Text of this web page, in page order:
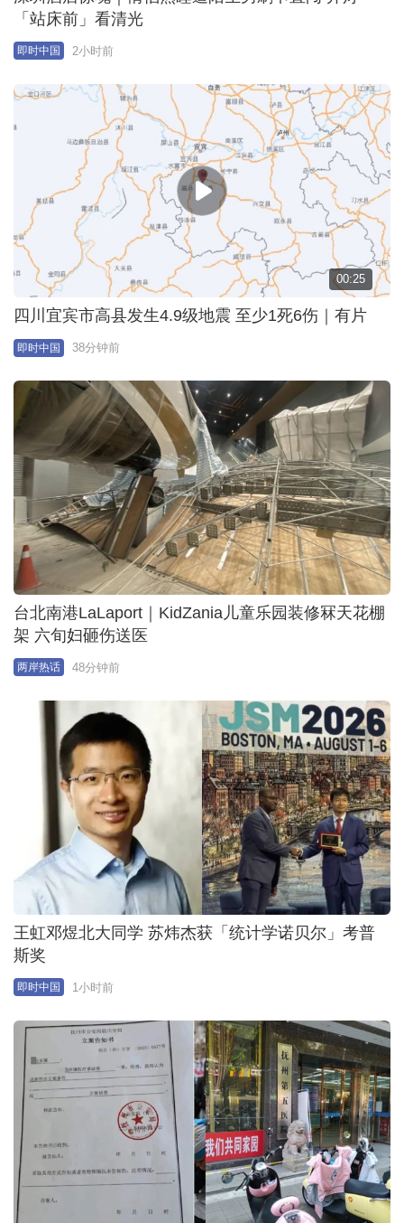
「站床前」看清光
即时中国 2小时前
00:25
四川宜宾市高县发生4.9级地震 至少1死6伤｜有片
即时中国 38分钟前
台北南港LaLaport｜KidZania儿童乐园装修冧天花棚
架 六旬妇砸伤送医
两岸热话 48分钟前
王虹邓煜北大同学 苏炜杰获「统计学诺贝尔」考普
斯奖
即时中国 1小时前